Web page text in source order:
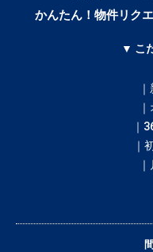
かんたん！物件リク
▼ こ
｜
｜